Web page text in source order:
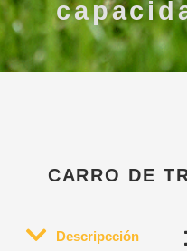
CARRO DE
Descripcción